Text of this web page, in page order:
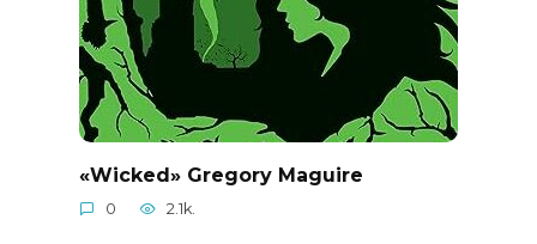
«Wicked» Gregory Maguire
0 2.1k.